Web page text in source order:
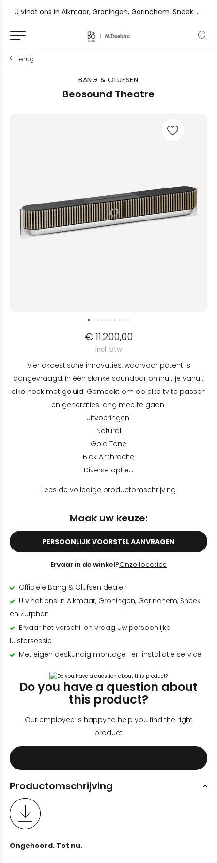
Ervaar het verschil en vraag uw persoonlijke luistersessie
Terug
BANG & OLUFSEN
Beosound Theatre
€ 11.200,00
Incl. btw
Vier akoestische innovaties, waarvoor patent is
aangevraagd, in één slanke soundbar omhult je vanuit
elke hoek met geluid. Gemaakt om op elke tv te passen
en generaties lang mee te gaan.
Uitvoeringen:
Natural
Gold Tone
Blak Anthracite
Diverse optie...
Lees de volledige productomschrijving
Maak uw keuze:
PERSOONLIJK VOORSTEL AANVRAGEN
Ervaar in de winkel?Onze locaties
Officiële Bang & Olufsen dealer
U vindt ons in Alkmaar, Groningen, Gorinchem, Sneek
en Zutphen
Ervaar het verschil en vraag uw persoonlijke
luistersessie
Met eigen deskundig montage- en installatie service
Do you have a question about
this product?
Our employee is happy to help you find the right
product
Productomschrijving
Ongehoord. Tot nu.